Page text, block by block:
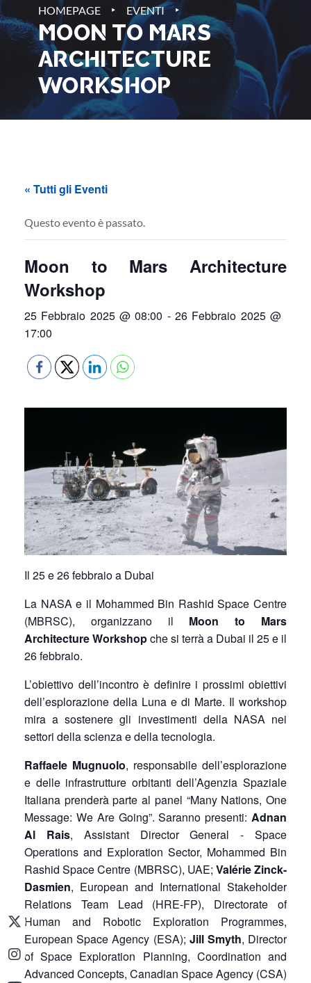
HOMEPAGE ‣ EVENTI ‣
MOON TO MARS
ARCHITECTURE
WORKSHOP
« Tutti gli Eventi
Questo evento è passato.
Moon to Mars Architecture
Workshop
25 Febbraio 2025 @ 08:00 -26 Febbraio 2025 @
17:00
Il 25 e 26 febbraio a Dubai
La NASA e il Mohammed Bin Rashid Space Centre
(MBRSC), organizzano il Moon to Mars
Architecture Workshopche si terrà a Dubai il 25 e il
26 febbraio.
L’obiettivo dell’incontro è definire i prossimi obiettivi
dell’esplorazione della Luna e di Marte. Il workshop
mira a sostenere gli investimenti della NASA nei
settori della scienza e della tecnologia.
Raffaele Mugnuolo, responsabile dell’esplorazione
e delle infrastrutture orbitanti dell’Agenzia Spaziale
Italiana prenderà parte al panel “Many Nations, One
Message: We Are Going”. Saranno presenti: Adnan
Al Rais, Assistant Director General - Space
Operations and Exploration Sector, Mohammed Bin
Rashid Space Centre (MBRSC), UAE; Valérie Zinck-
Dasmien, European and International Stakeholder
Relations Team Lead (HRE-FP), Directorate of
Human and Robotic Exploration Programmes,
European Space Agency (ESA); Jill Smyth, Director
of Space Exploration Planning, Coordination and
Advanced Concepts, Canadian Space Agency (CSA)